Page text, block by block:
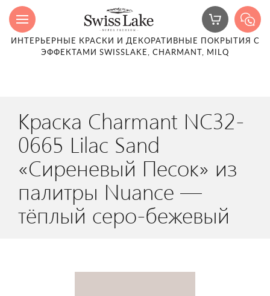
ИНТЕРЬЕРНЫЕ КРАСКИ И ДЕКОРАТИВНЫЕ ПОКРЫТИЯ С
ЭФФЕКТАМИ SWISSLAKE, CHARMANT, MILQ
Краска Charmant NC32-
0665 Lilac Sand
«Сиреневый Песок» из
палитры Nuance —
тёплый серо-бежевый